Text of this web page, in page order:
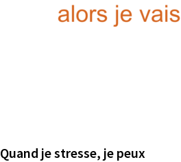
Quand je stresse, je peux